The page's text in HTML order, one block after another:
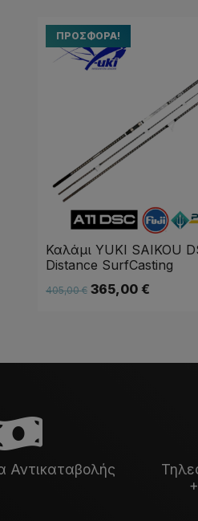
ΠΡΟΣΦΟΡΆ!
Καλάμι YUKI SAIKOU
Distance SurfCasting
405,00€ 365,00 €
Αντικαταβολής